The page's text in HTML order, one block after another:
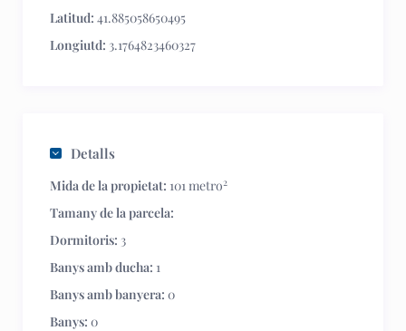
Latitud: 41.885058650495
Longiutd: 3.1764823460327
Detalls
Mida de la propietat: 101 metro2
Tamany de la parcela:
Dormitoris: 3
Banys amb ducha: 1
Banys amb banyera: 0
Banys: 0